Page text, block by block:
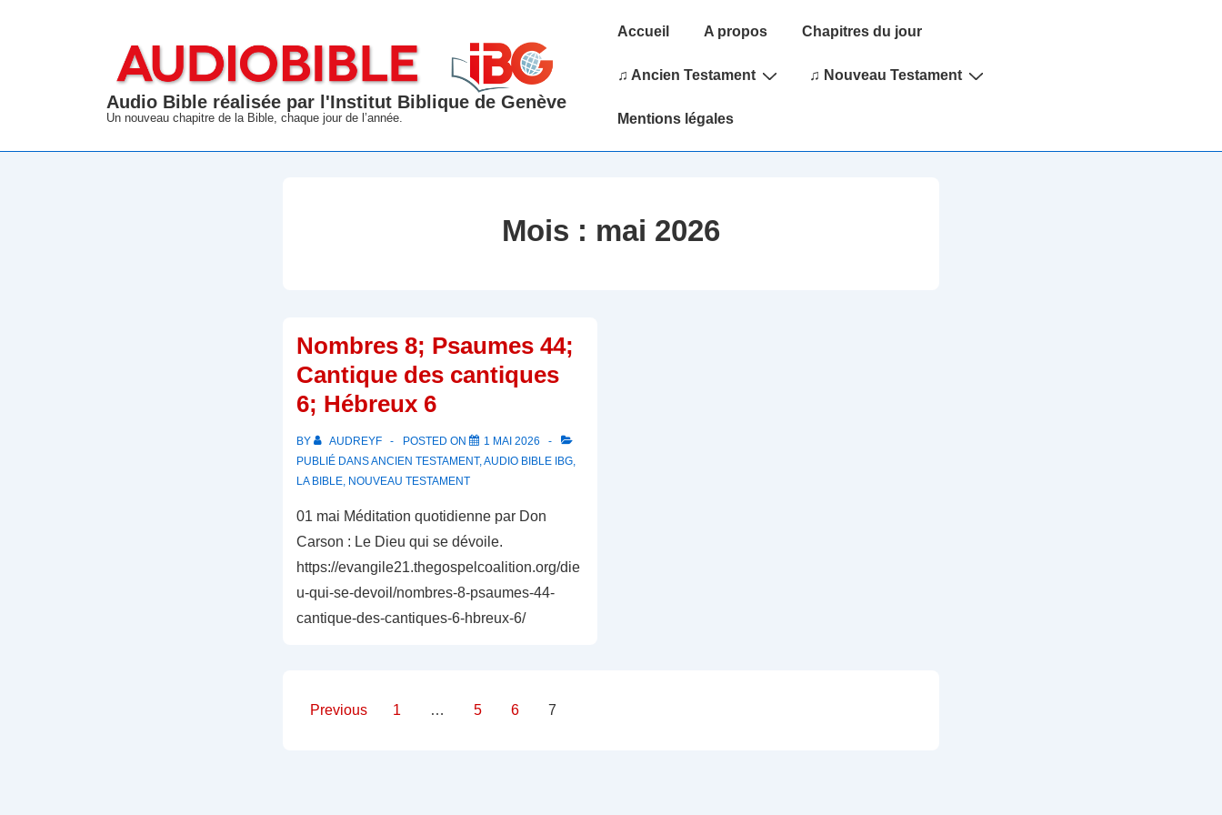
Audio Bible réalisée par l'Institut Biblique de Genève
Un nouveau chapitre de la Bible, chaque jour de l’année.
Main
Accueil A propos Chapitres du jour
♫ Ancien Testament ♫ Nouveau Testament
Mentions légales
Mois : mai 2026
Nombres 8; Psaumes 44;
Cantique des cantiques
6; Hébreux 6
BY AUDREYF POSTED ON
1 MAI 2026
PUBLIÉ DANSANCIEN TESTAMENT,AUDIO BIBLE IBG,
LA BIBLE, NOUVEAU TESTAMENT
01 mai Méditation quotidienne par Don
Carson : Le Dieu qui se dévoile.
https://evangile21.thegospelcoalition.org/die
u-qui-se-devoil/nombres-8-psaumes-44-
cantique-des-cantiques-6-hbreux-6/
Pagination
Previous 1 … 5 6 7